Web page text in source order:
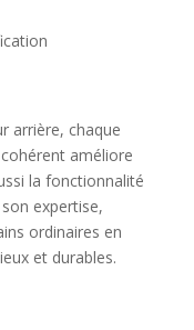
arrière, chaque
améliore
la fonctionnalité
expertise,
ordinaires en
et durables.